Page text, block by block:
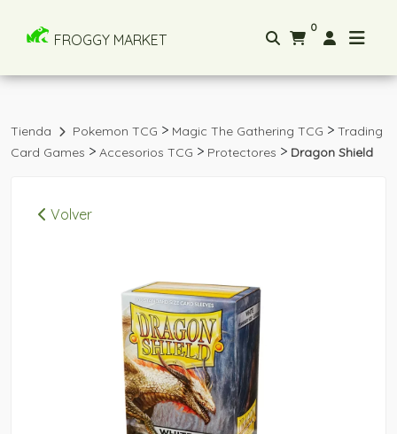
FROGGY MARKET
0
Tienda Pokemon TCG > Magic The Gathering TCG > Trading
Card Games > Accesorios TCG > Protectores > Dragon Shield
Volver